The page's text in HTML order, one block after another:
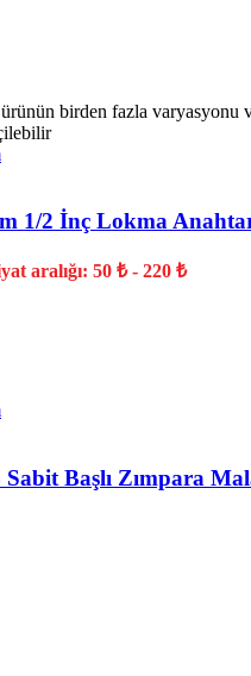
birden fazla varyasyonu
1/2 İnç Lokma
aralığı: 50 ₺ - 220 ₺
Başlı Zımpara